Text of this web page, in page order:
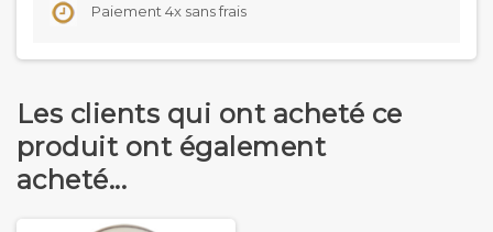
Paiement 4x sans frais
Les clients qui ont acheté ce
produit ont également
acheté...